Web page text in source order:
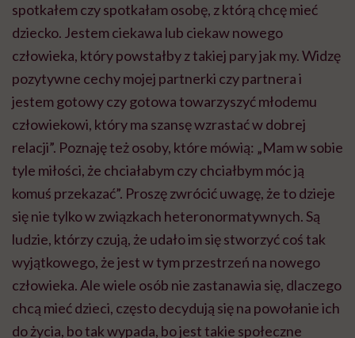
spotkałem czy spotkałam osobę, z którą chcę mieć
dziecko. Jestem ciekawa lub ciekaw nowego
człowieka, który powstałby z takiej pary jak my. Widzę
pozytywne cechy mojej partnerki czy partnera i
jestem gotowy czy gotowa towarzyszyć młodemu
człowiekowi, który ma szansę wzrastać w dobrej
relacji”. Poznaję też osoby, które mówią: „Mam w sobie
tyle miłości, że chciałabym czy chciałbym móc ją
komuś przekazać”. Proszę zwrócić uwagę, że to dzieje
się nie tylko w związkach heteronormatywnych. Są
ludzie, którzy czują, że udało im się stworzyć coś tak
wyjątkowego, że jest w tym przestrzeń na nowego
człowieka. Ale wiele osób nie zastanawia się, dlaczego
chcą mieć dzieci, często decydują się na powołanie ich
do życia, bo tak wypada, bo jest takie społeczne